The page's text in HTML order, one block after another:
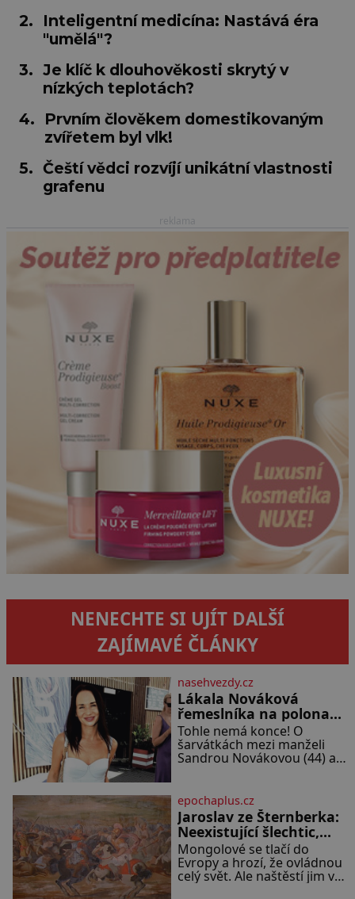
2.
Inteligentní medicína: Nastává éra
"umělá"?
3. Je klíč k dlouhověkosti skrytý v
nízkých teplotách?
4.
Prvním člověkem domestikovaným
zvířetem byl vlk!
5. Čeští vědci rozvíjí unikátní vlastnosti
grafenu
NENECHTE SI UJÍT DALŠÍ
ZAJÍMAVÉ ČLÁNKY
nasehvezdy.cz
Lákala Nováková
řemeslníka na polonahé
tělo!
Tohle nemá konce! O
šarvátkách mezi manželi
Sandrou Novákovou (44) a
Ale kdo by doufal, že horká
zem u herečky ze seriálu
Ulice a režiséra vychladne,
epochaplus.cz
Jaroslav ze Šternberka:
Neexistující šlechtic,
který z Moravy vyžene
Mongoly
Mongolové se tlačí do
Evropy a hrozí, že ovládnou
celý svět. Ale naštěstí jim v